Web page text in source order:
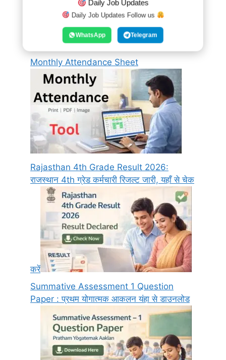
PDF Page Extractor
Monthly Attendance Sheet
Rajasthan 4th Grade Result 2026:
राजस्थान 4th ग्रेड कर्मचारी रिजल्ट जारी, यहाँ से चेक
करें
Summative Assessment 1 Question
Paper : प्रथम योगात्मक आकलन यंहा से डाउनलोड
Daily Job Updates
Daily Job Updates Follow us
WhatsApp Telegram